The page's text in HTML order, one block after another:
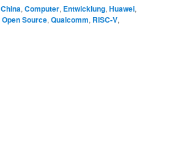
China, Computer, Entwicklung, Huawei,
Open Source, Qualcomm, RISC-V,